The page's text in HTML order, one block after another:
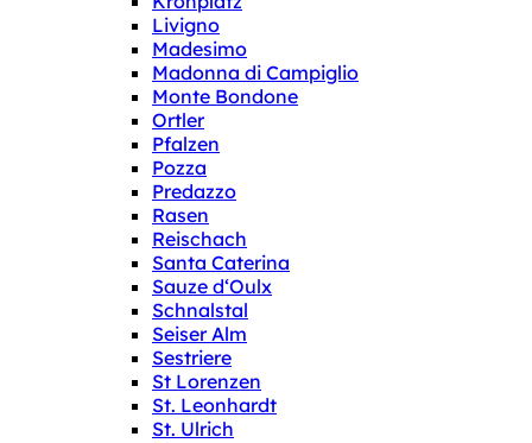
Livigno
Madesimo
Madonna di Campiglio
Monte Bondone
Ortler
Pfalzen
Pozza
Predazzo
Rasen
Reischach
Santa Caterina
Sauze d‘Oulx
Schnalstal
Seiser Alm
Sestriere
St Lorenzen
St. Leonhardt
St. Ulrich